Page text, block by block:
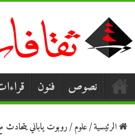
نصوص فنون
الرئيسية/علوم/روبوت ياباني يتحادث